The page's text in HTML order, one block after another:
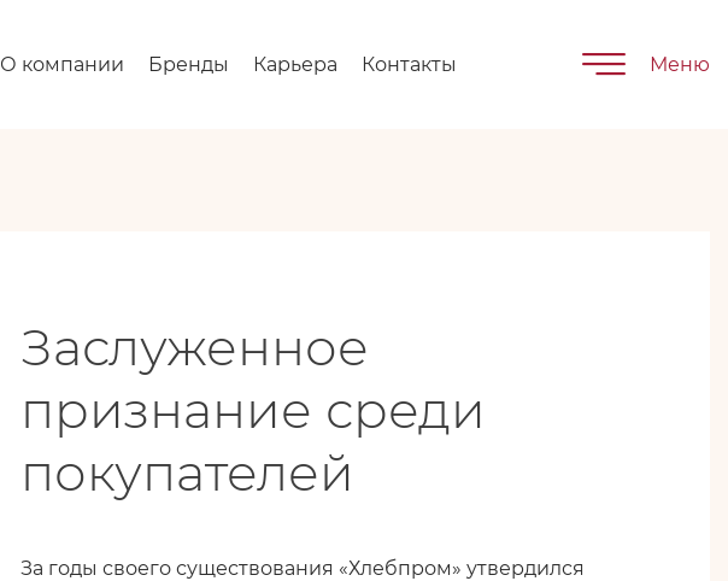
О компании Бренды Карьера Контакты Меню
Заслуженное
признание среди
покупателей
За годы своего существования «Хлебпром» утвердился